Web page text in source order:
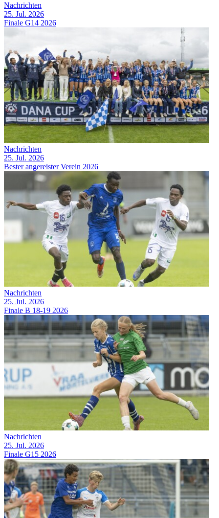
Nachrichten
25. Jul. 2026
Finale G14 2026
Nachrichten
25. Jul. 2026
Bester angereister Verein 2026
Nachrichten
25. Jul. 2026
Finale B 18-19 2026
Nachrichten
25. Jul. 2026
Finale G15 2026